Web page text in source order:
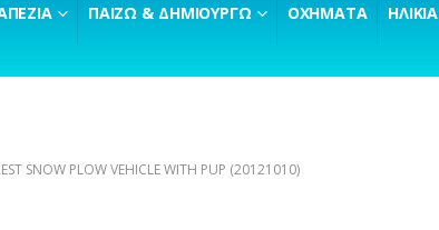
ΠΑΊΖΩ & ΔΗΜΙΟΥΡΓΏ ΟΧΉΜΑΤΑ ΗΛΙΚΊΑ
SNOW PLOW VEHICLE WITH PUP (20121010)